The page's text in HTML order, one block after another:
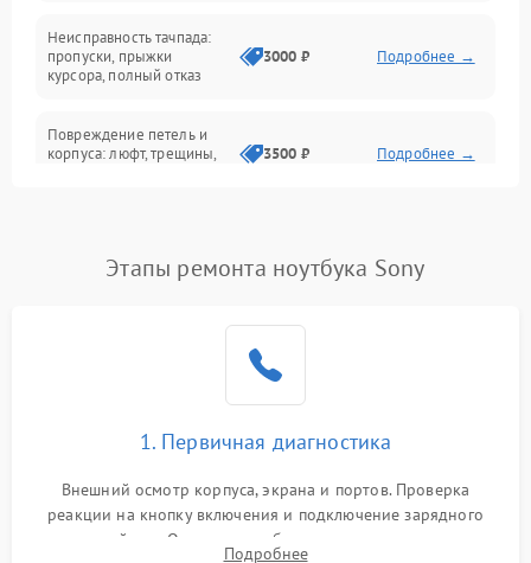
Сеть и интернет
Неисправность тачпада:
пропуски, прыжки
курсора, полный отказ
3000 ₽ Подробнее →
Повреждение петель и
корпуса: люфт, трещины,
3500 ₽ Подробнее →
невозможность зарядки,
2500 ₽ Подробнее →
2000 ₽
Перегрев из‑за пыли,
неисправности кулера
Выход из строя SSD или
Этапы ремонта ноутбука Sony
1. Первичная диагностика
Внешний осмотр корпуса, экрана и портов. Проверка
реакции на кнопку включения и подключение зарядного
устройства. Оценка потребления тока с помощью
Подробнее